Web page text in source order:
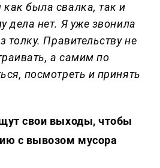
была свалка, так и
дела нет. Я уже звонила
толку. Правительству не
а самим по
посмотреть и принять
свои выходы, чтобы
с вывозом мусора